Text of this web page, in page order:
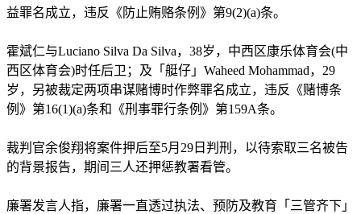
益罪名成立，违反《防止贿赂条例》第9(2)(a)条。
霍斌仁与Luciano Silva Da Silva，38岁，中西区康乐体育会(中
西区体育会)时任后卫；及「艇仔」Waheed Mohammad，29
岁，另被裁定两项串谋赌博时作弊罪名成立，违反《赌博条
例》第16(1)(a)条和《刑事罪行条例》第159A条。
裁判官余俊翔将案件押后至5月29日判刑，以待索取三名被告
的背景报告，期间三人还押惩教署看管。
廉署发言人指，廉署一直透过执法、预防及教育「三管齐下」